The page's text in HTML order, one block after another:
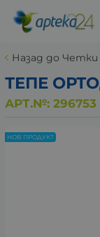
Назад до Четки
ТЕПЕ
АРТ.№: 296753
НОВ ПРОДУКТ